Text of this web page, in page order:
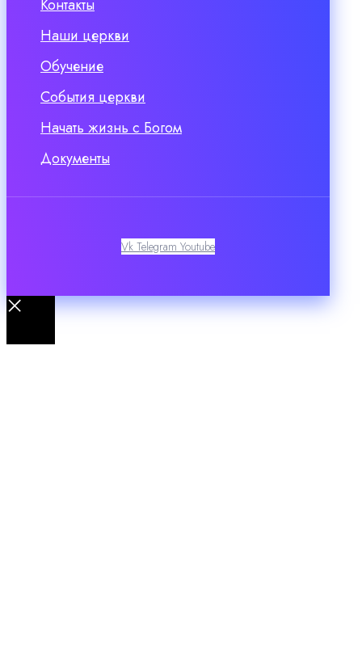
Контакты
Наши церкви
Обучение
События церкви
Начать жизнь с Богом
Документы
Vk Telegram Youtube